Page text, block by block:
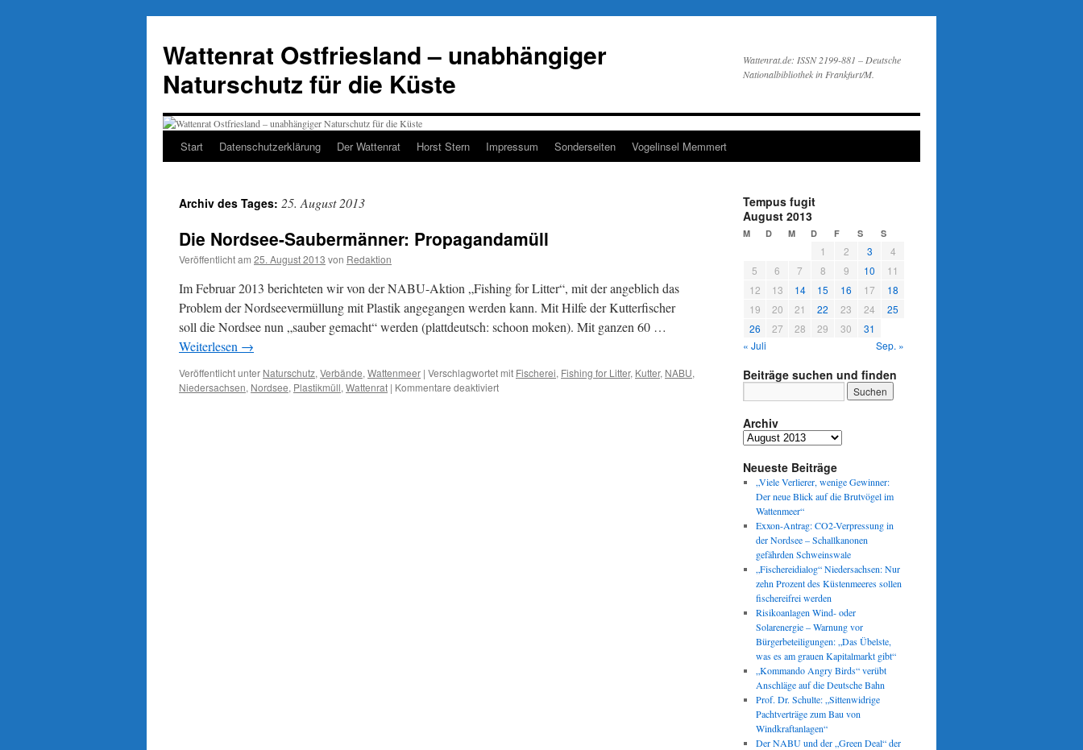
springen
Wattenrat Ostfriesland – unabhängiger
Naturschutz für die Küste
Wattenrat.de: ISSN 2199-881 – Deutsche
Nationalbibliothek in Frankfurt/M.
Start Datenschutzerklärung Der Wattenrat Horst Stern Impressum Sonderseiten Vogelinsel Memmert
Archiv des Tages: 25. August 2013
Die Nordsee-Saubermänner: Propagandamüll
Veröffentlicht am 25. August 2013 von Redaktion
Im Februar 2013 berichteten wir von der NABU-Aktion „Fishing for Litter“, mit der angeblich das
Problem der Nordseevermüllung mit Plastik angegangen werden kann. Mit Hilfe der Kutterfischer
soll die Nordsee nun „sauber gemacht“ werden (plattdeutsch: schoon moken). Mit ganzen 60 …
Weiterlesen →
Veröffentlicht unter Naturschutz, Verbände, Wattenmeer | Verschlagwortet mit Fischerei, Fishing for Litter, Kutter, NABU,
Niedersachsen, Nordsee, Plastikmüll, Wattenrat | Kommentare deaktiviertfür
Tempus fugit
August 2013
M D M D F S S
1 2 3
4
5
6 7 8 9 10
11
12
13 14 15 16 17
18
19
20 21 22 23 24
25
26
27 28 29 30
31
« Juli
Sep. »
Beiträge suchen und finden
Archiv
Archiv
Neueste Beiträge
„Viele Verlierer, wenige Gewinner:
Der neue Blick auf die Brutvögel im
Wattenmeer“
Exxon-Antrag: CO2-Verpressung in
der Nordsee – Schallkanonen
gefährden Schweinswale
„Fischereidialog“ Niedersachsen: Nur
zehn Prozent des Küstenmeeres sollen
fischereifrei werden
Risikoanlagen Wind- oder
Solarenergie – Warnung vor
Bürgerbeteiligungen: „Das Übelste,
was es am grauen Kapitalmarkt gibt“
„Kommando Angry Birds“ verübt
Anschläge auf die Deutsche Bahn
Prof. Dr. Schulte: „Sittenwidrige
Pachtverträge zum Bau von
Windkraftanlagen“
Der NABU und der „Green Deal“ der